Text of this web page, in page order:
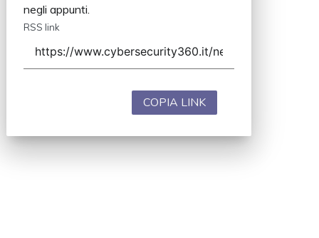
negli appunti.
RSS link
COPIA LINK